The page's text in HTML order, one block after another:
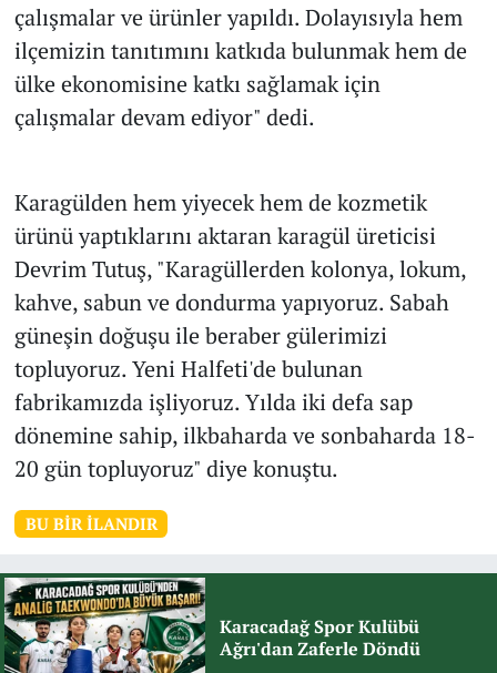
çalışmalar ve ürünler yapıldı. Dolayısıyla hem
ilçemizin tanıtımını katkıda bulunmak hem de
ülke ekonomisine katkı sağlamak için
çalışmalar devam ediyor" dedi.
Karagülden hem yiyecek hem de kozmetik
ürünü yaptıklarını aktaran karagül üreticisi
Devrim Tutuş, "Karagüllerden kolonya, lokum,
kahve, sabun ve dondurma yapıyoruz. Sabah
güneşin doğuşu ile beraber gülerimizi
topluyoruz. Yeni Halfeti'de bulunan
fabrikamızda işliyoruz. Yılda iki defa sap
dönemine sahip, ilkbaharda ve sonbaharda 18-
20 gün topluyoruz" diye konuştu.
BU BIR İLANDIR
Karacadağ Spor Kulübü
Ağrı'dan Zaferle Döndü